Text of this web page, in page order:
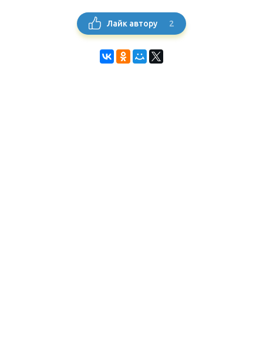
Лайк автору 2